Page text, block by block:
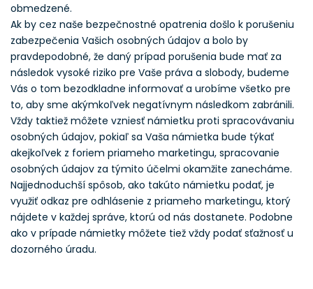
obmedzené.
Ak by cez naše bezpečnostné opatrenia došlo k porušeniu
zabezpečenia Vašich osobných údajov a bolo by
pravdepodobné, že daný prípad porušenia bude mať za
následok vysoké riziko pre Vaše práva a slobody, budeme
Vás o tom bezodkladne informovať a urobíme všetko pre
to, aby sme akýmkoľvek negatívnym následkom zabránili.
Vždy taktiež môžete vzniesť námietku proti spracovávaniu
osobných údajov, pokiaľ sa Vaša námietka bude týkať
akejkoľvek z foriem priameho marketingu, spracovanie
osobných údajov za týmito účelmi okamžite zanecháme.
Najjednoduchší spôsob, ako takúto námietku podať, je
využiť odkaz pre odhlásenie z priameho marketingu, ktorý
nájdete v každej správe, ktorú od nás dostanete. Podobne
ako v prípade námietky môžete tiež vždy podať sťažnosť u
dozorného úradu.